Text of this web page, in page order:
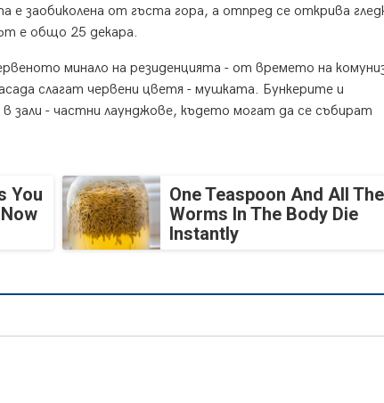
заобиколена от гъста гора, а отпред се открива
е общо 25 декара.
минало на резиденцията - от времето на
слагат червени цветя - мушката. Бункерите и
зали - частни лаунджове, където могат да се събират
You
One Teaspoon And All The
Worms In The Body Die
Instantly